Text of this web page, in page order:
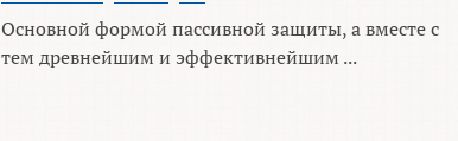
Основной формой пассивной защиты, а вместе с
тем древнейшим и эффективнейшим ...